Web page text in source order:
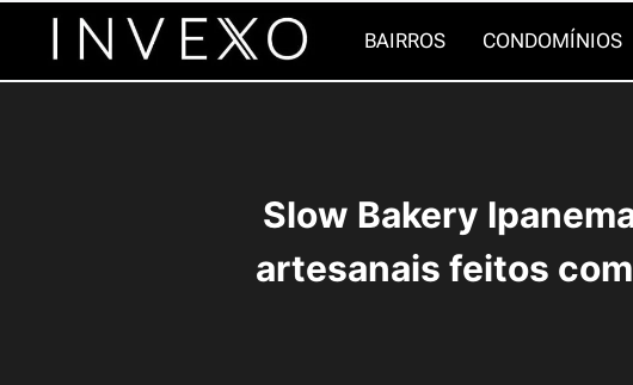
o
BAIRROS CONDOMÍNIOS
Slow Bakery
artesanais feitos